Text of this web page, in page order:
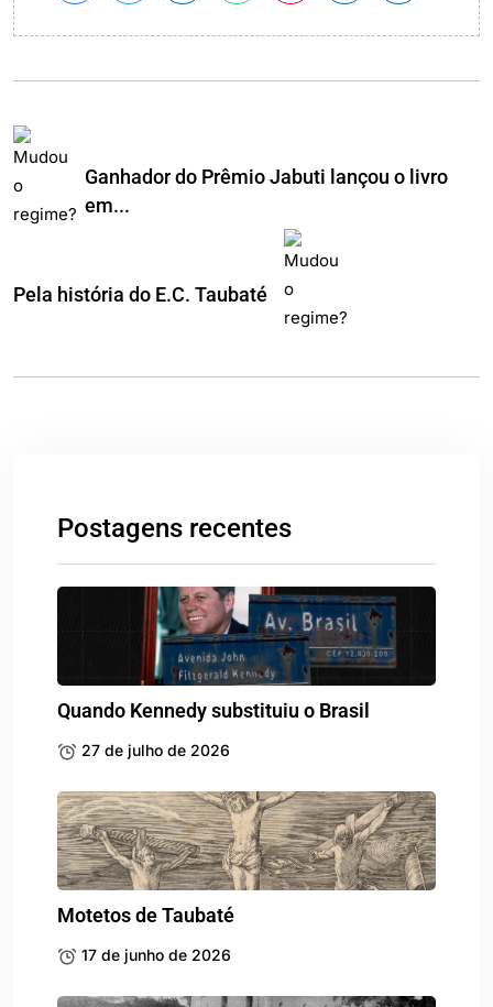
Ganhador do Prêmio Jabuti lançou o livro
em...
Pela história do E.C. Taubaté
Postagens recentes
Quando Kennedy substituiu o Brasil
27 de julho de 2026
Motetos de Taubaté
17 de junho de 2026